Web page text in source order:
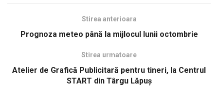
Stirea anterioara
Prognoza meteo până la mijlocul lunii octombrie
Stirea urmatoare
Atelier de Grafică Publicitară pentru tineri, la Centrul
START din Târgu Lăpuș